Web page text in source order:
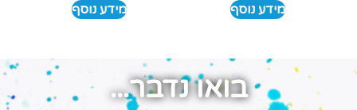
מידע נוסף מידע נוסף
בואו נדבר...